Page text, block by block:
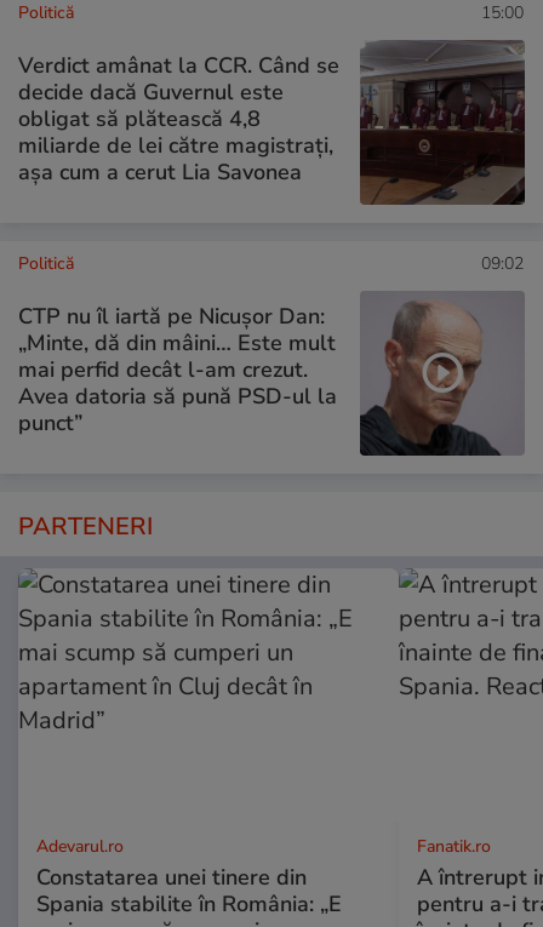
Politică 15:00
Verdict amânat la CCR. Când se
decide dacă Guvernul este
obligat să plătească 4,8
miliarde de lei către magistrați,
așa cum a cerut Lia Savonea
Politică 09:02
CTP nu îl iartă pe Nicușor Dan:
„Minte, dă din mâini… Este mult
mai perfid decât l-am crezut.
Avea datoria să pună PSD-ul la
punct”
PARTENERI
Adevarul.ro
Constatarea unei tinere din
Spania stabilite în România: „E
Fanatik.ro
A întrerupt
pentru a-i